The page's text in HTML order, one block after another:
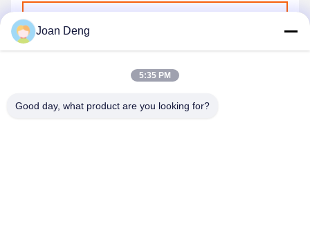
Joan Deng
5:35 PM
Good day, what product are you looking for?